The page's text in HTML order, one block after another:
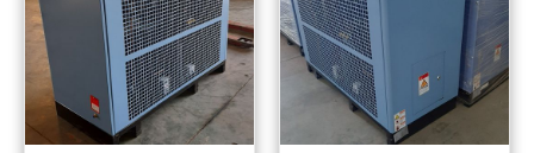
Máy sấy khí là gì?
Máy sấy khí, hay còn gọi là máy sấy khí nén, là thiết bị chuyên